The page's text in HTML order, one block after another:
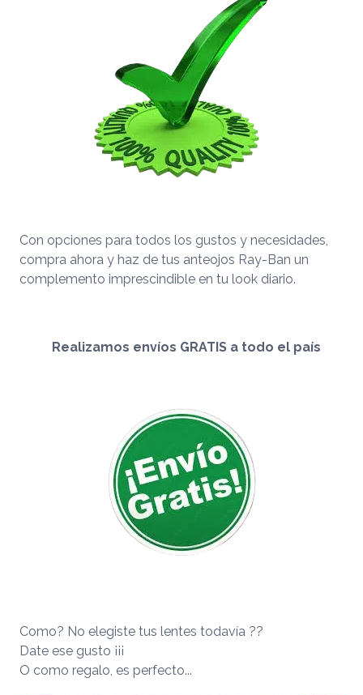
Con opciones para todos los gustos y necesidades,
compra ahora y haz de tus anteojos Ray-Ban un
complemento imprescindible en tu look diario.
Realizamos envíos GRATIS a todo el país
Como? No elegiste tus lentes todavía ??
Date ese gusto ¡¡¡
O como regalo, es perfecto...